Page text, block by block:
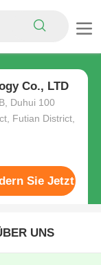
Co., LTD
Duhui 100
Futian District,
Sie Jetzt
UNS